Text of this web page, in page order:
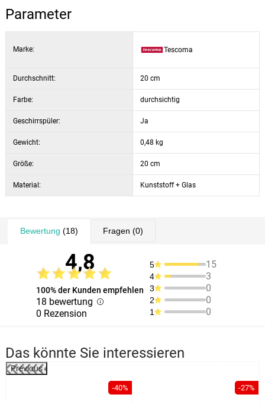
Parameter
Marke: Tescoma
Durchschnitt: 20 cm
Farbe: durchsichtig
Geschirrspüler: Ja
Gewicht: 0,48 kg
Größe: 20 cm
Material: Kunststoff + Glas
Bewertung (18) Fragen (0)
4,8
100% der Kunden empfehlen
18 bewertung
0 Rezension
5 15
4 3
3 0
2 0
1 0
Das könnte Sie interessieren
Previous
-40% -27%